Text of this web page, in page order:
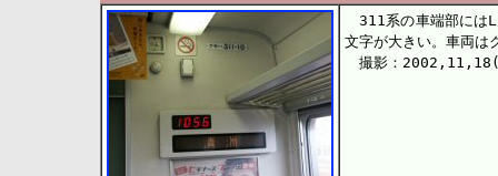
311系の車端部には
文字が大きい。車両
撮影：